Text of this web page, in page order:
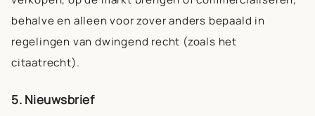
behalve en alleen voor zover anders bepaald in
regelingen van dwingend recht (zoals het
citaatrecht).
5. Nieuwsbrief